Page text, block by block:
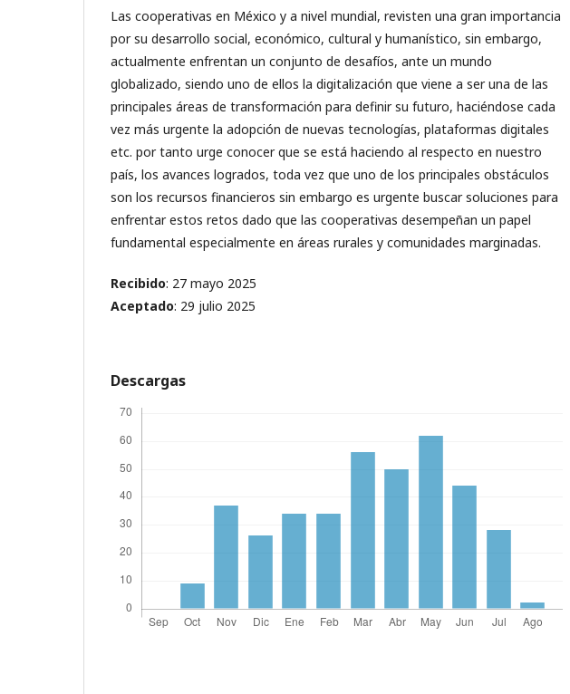
Las cooperativas en México y a nivel mundial, revisten una gran importancia
por su desarrollo social, económico, cultural y humanístico, sin embargo,
actualmente enfrentan un conjunto de desafíos, ante un mundo
globalizado, siendo uno de ellos la digitalización que viene a ser una de las
principales áreas de transformación para definir su futuro, haciéndose cada
vez más urgente la adopción de nuevas tecnologías, plataformas digitales
etc. por tanto urge conocer que se está haciendo al respecto en nuestro
país, los avances logrados, toda vez que uno de los principales obstáculos
son los recursos financieros sin embargo es urgente buscar soluciones para
enfrentar estos retos dado que las cooperativas desempeñan un papel
fundamental especialmente en áreas rurales y comunidades marginadas.
Recibido: 27 mayo 2025
Aceptado: 29 julio 2025
Descargas